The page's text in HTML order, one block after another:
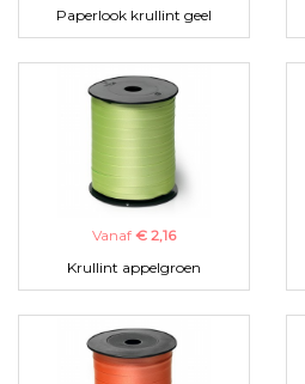
Paperlook krullint geel
Vanaf € 2,16
Krullint appelgroen